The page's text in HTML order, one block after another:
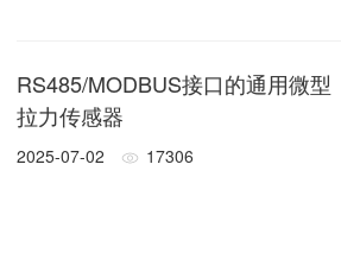
RS485/MODBUS接口的通用微型
拉力传感器
2025-07-02 17306